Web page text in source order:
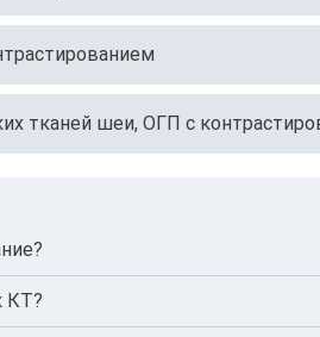
тканей шеи, ОГП с
10–15 минут.
КТ?